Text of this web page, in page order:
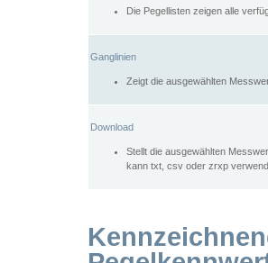
Die Pegellisten zeigen alle
Ganglinien
Zeigt die ausgewählten
Download
Stellt die ausgewählten
kann txt, csv oder zrxp